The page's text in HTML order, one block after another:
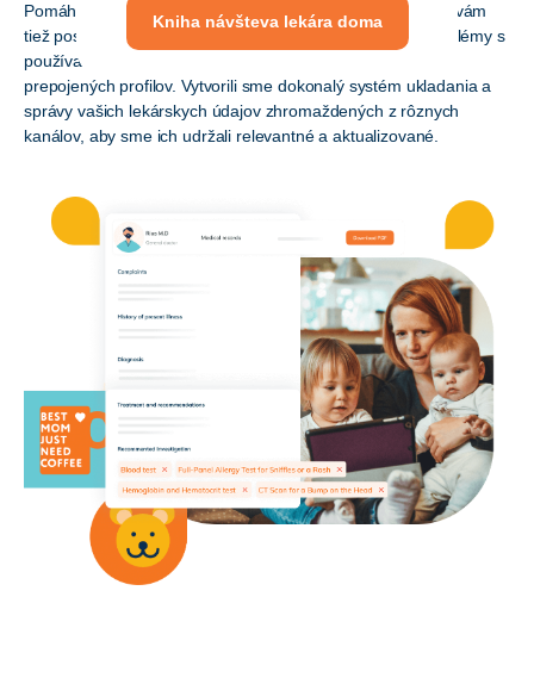
Kniha návšteva lekára doma
Pomáhame lekárom starať sa o vaše zdravie. Pomáhame vám
tiež postarať sa o svoje deti a starcov, ktorí môžu mať problémy s
používaním technológií prostredníctvom zdieľaných a
prepojených profilov. Vytvorili sme dokonalý systém ukladania a
správy vašich lekárskych údajov zhromaždených z rôznych
kanálov, aby sme ich udržali relevantné a aktualizované.